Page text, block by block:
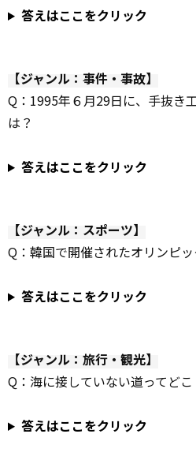
答えはここをクリック
【ジャンル：事件・事故】
Q：1995年６月29日に、手抜き
は？
答えはここをクリック
【ジャンル：スポーツ】
Q：韓国で開催されたオリンピ
答えはここをクリック
【ジャンル：旅行・観光】
Q：海に接していない道ってどこ
答えはここをクリック